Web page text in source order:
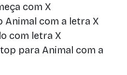
com X
Animal com a letra X
com letra X
para Animal com a